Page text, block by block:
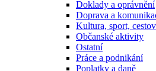
Doklady a oprávnění
Doprava a
Kultura, sport,
Občanské aktivity
Ostatní
Práce a podnikání
Poplatky a daně